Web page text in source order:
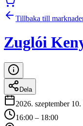
Tillbaka till
Zuglói
Dela
2026. szeptember
16:00 – 18:00